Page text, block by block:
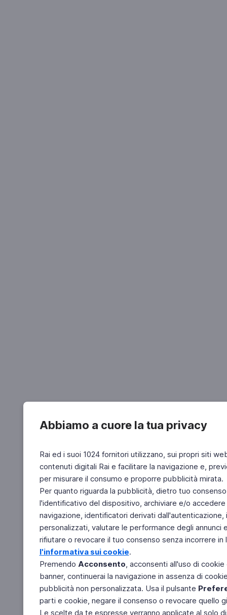
Abbiamo a cuore la tua privacy
Rai ed i suoi 1024 fornitori utilizzano, sui propri siti
contenuti digitali Rai e facilitare la navigazione e,
per misurare il consumo e proporre pubblicità mirata.
Per quanto riguarda la pubblicità, dietro tuo
l'identificativo del dispositivo, archiviare e/o
navigazione, identificatori derivati
personalizzati, valutare le performance degli
rifiutare o revocare il tuo consenso senza incorrere
l'informativa sui cookie.
Premendo Acconsento, acconsenti all'uso di
banner, continuerai la navigazione in assenza di
pubblicità non personalizzata. Usa il pulsante
parti e cookie, negare il consenso o revocare quello
Le scelte da te espresse verranno applicate al solo